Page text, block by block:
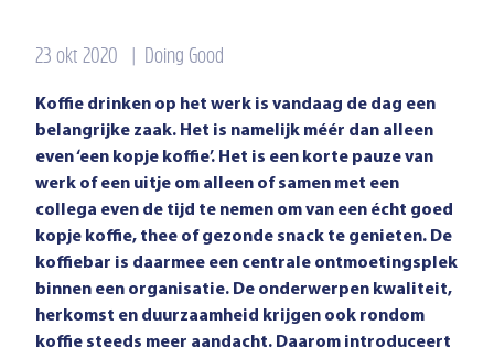
23 okt 2020 | Doing Good
Koffie drinken op het werk is vandaag de dag een
belangrijke zaak. Het is namelijk méér dan alleen
even ‘een kopje koffie’. Het is een korte pauze van
werk of een uitje om alleen of samen met een
collega even de tijd te nemen om van een écht goed
kopje koffie, thee of gezonde snack te genieten. De
koffiebar is daarmee een centrale ontmoetingsplek
binnen een organisatie. De onderwerpen kwaliteit,
herkomst en duurzaamheid krijgen ook rondom
koffie steeds meer aandacht. Daarom introduceert